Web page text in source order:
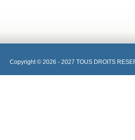
Copyright © 2026 - 2027 TOUS DROITS